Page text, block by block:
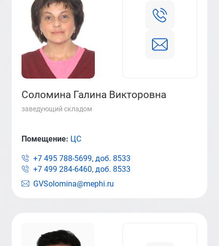
Соломина Галина Викторовна
заведующий складом
GVSolomina@mephi.ru
Помещение: ЦС
+7 495 788-5699, доб. 8533
+7 499 284-6460, доб. 8533